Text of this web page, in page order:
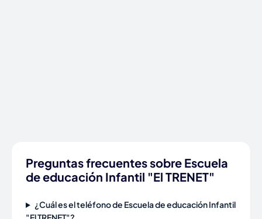
Preguntas frecuentes sobre Escuela
de educación Infantil "El TRENET"
¿Cuál es el teléfono de Escuela de educación Infantil